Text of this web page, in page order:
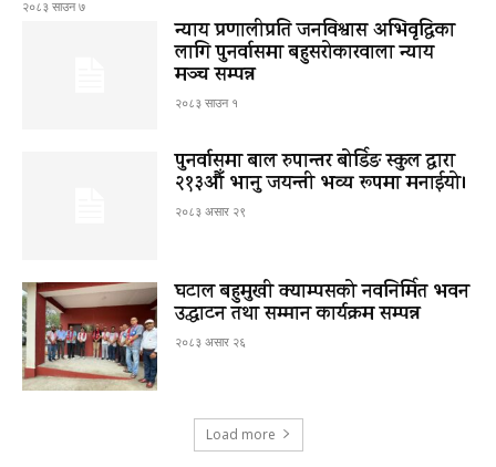
२०८३ साउन ७
न्याय प्रणालीप्रति जनविश्वास अभिवृद्धिका
लागि पुनर्वासमा बहुसरोकारवाला न्याय
मञ्च सम्पन्न
२०८३ साउन १
पुनर्वासमा बाल रुपान्तर बोर्डिङ स्कुल द्धारा
२१३औँ भानु जयन्ती भव्य रूपमा मनाईयो।
२०८३ असार २९
घटाल बहुमुखी क्याम्पसको नवनिर्मित भवन
उद्घाटन तथा सम्मान कार्यक्रम सम्पन्न
२०८३ असार २६
Load more